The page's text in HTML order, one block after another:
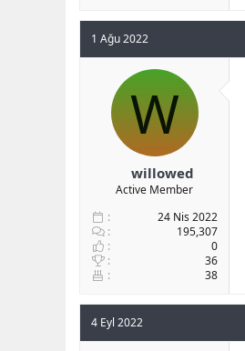
1 Ağu 2022
W
willowed
Active Member
24 Nis 2022
195,307
0
36
38
4 Eyl 2022